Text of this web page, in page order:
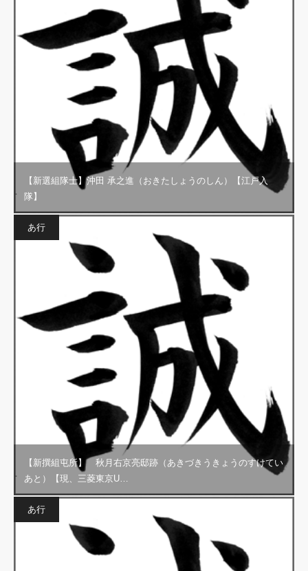
【新選組隊士】沖田 承之進（おきたしょうのしん）【江戸入
隊】
あ行
【新撰組屯所】 秋月右京亮邸跡（あきづきうきょうのすけてい
あと）【現、三菱東京U…
あ行